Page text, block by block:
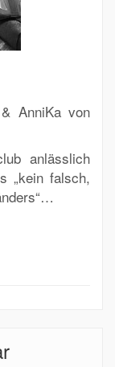
AnniKa von
anlässlich
„kein falsch,